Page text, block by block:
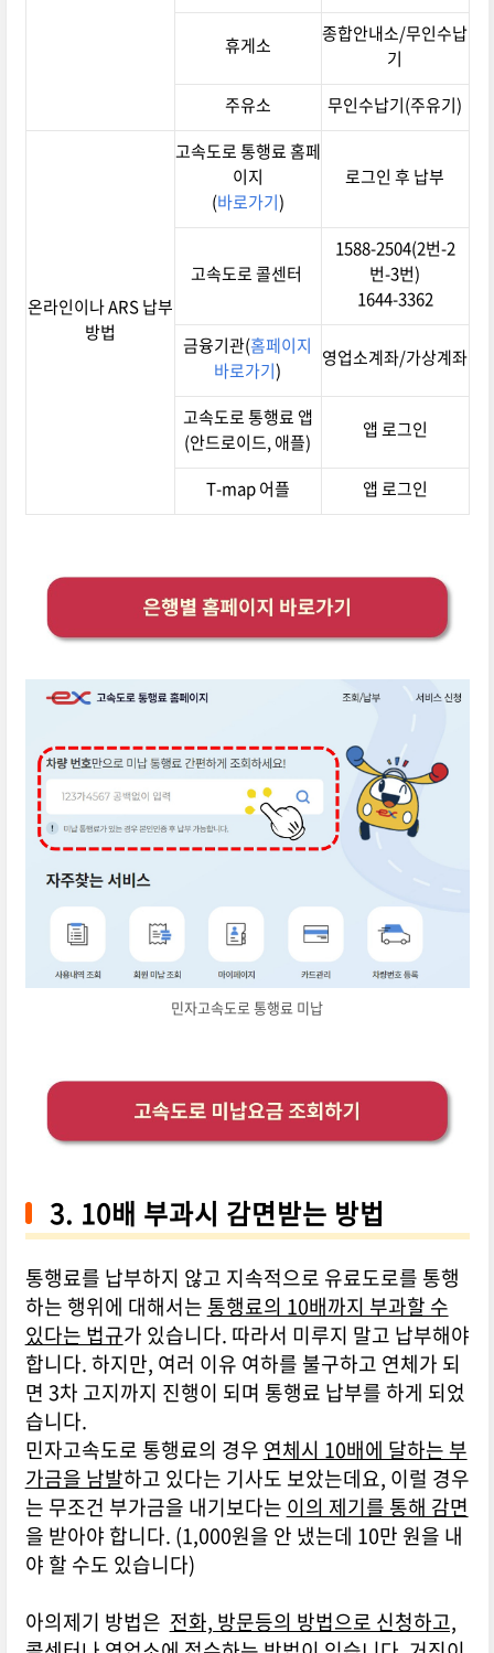
휴게소
종합안내소/무인수납
기
주유소
무인수납기(주유기)
온라인이나 ARS 납부
방법
고속도로 통행료 홈페
이지
(바로가기)
로그인 후 납부
고속도로 콜센터
1588-2504(2번-2
번-3번)
1644-3362
금융기관(홈페이지
바로가기)
영업소계좌/가상계좌
고속도로 통행료 앱
(안드로이드, 애플)
앱 로그인
T-map 어플 앱 로그인
민자고속도로 통행료 미납
3. 10배 부과시 감면받는 방법
통행료를 납부하지 않고 지속적으로 유료도로를 통행
하는 행위에 대해서는 통행료의 10배까지 부과할 수
있다는 법규가 있습니다. 따라서 미루지 말고 납부해야
합니다. 하지만, 여러 이유 여하를 불구하고 연체가 되
면 3차 고지까지 진행이 되며 통행료 납부를 하게 되었
습니다.
민자고속도로 통행료의 경우 연체시 10배에 달하는 부
가금을 남발하고 있다는 기사도 보았는데요, 이럴 경우
는 무조건 부가금을 내기보다는 이의 제기를 통해 감면
을 받아야 합니다. (1,000원을 안 냈는데 10만 원을 내
야 할 수도 있습니다)
아의제기 방법은 전화, 방문등의 방법으로 신청하고,